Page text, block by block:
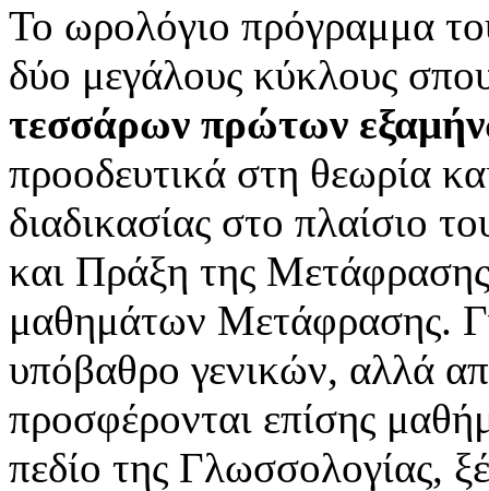
Το ωρολόγιο πρόγραμμα
δύο μεγάλους κύκλους
τεσσάρων πρώτων
προοδευτικά στη θεωρία
διαδικασίας στο πλαίσιο
και Πράξη της
μαθημάτων Μετάφρασης.
υπόβαθρο γενικών, αλλά
προσφέρονται επίσης
πεδίο της Γλωσσολογίας,